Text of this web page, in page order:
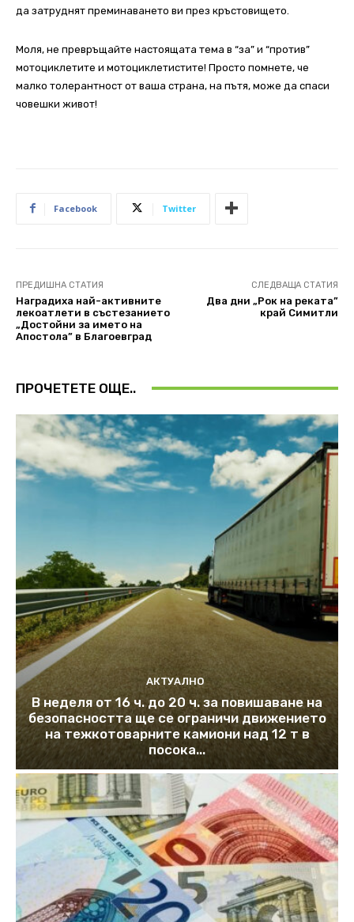
да затруднят преминаването ви през кръстовището.
Моля, не превръщайте настоящата тема в “за” и “против”
мотоциклетите и мотоциклетистите! Просто помнете, че
малко толерантност от ваша страна, на пътя, може да спаси
човешки живот!
Facebook Twitter
ПРЕДИШНА СТАТИЯ
Наградиха най-активните
лекоатлети в състезанието
„Достойни за името на
Апостола” в Благоевград
СЛЕДВАЩА СТАТИЯ
Два дни „Рок на реката”
край Симитли
ПРОЧЕТЕТЕ ОЩЕ..
АКТУАЛНО
В неделя от 16 ч. до 20 ч. за повишаване на
безопасността ще се ограничи движението
на тежкотоварните камиони над 12 т в
посока...